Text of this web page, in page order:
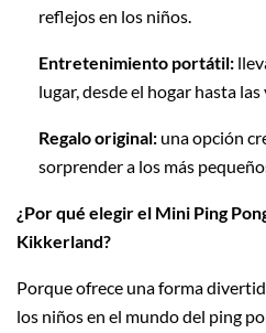
reflejos en los niños.
Entretenimiento portátil:
lugar, desde el hogar hasta las
Regalo original: una opción
sorprender a los más
¿Por qué elegir el Mini Ping
Kikkerland?
Porque ofrece una forma
los niños en el mundo del ping